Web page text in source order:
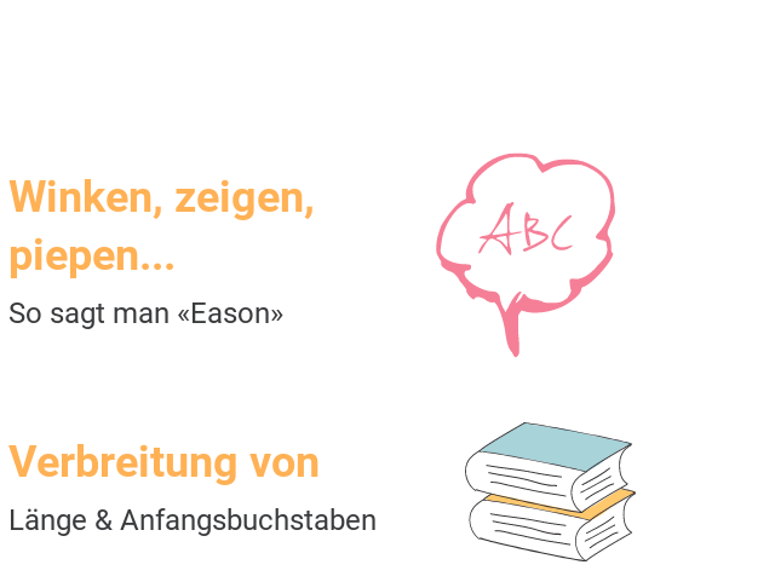
Winken, zeigen,
piepen...
So sagt man «Eason»
Verbreitung von
Länge & Anfangsbuchstaben